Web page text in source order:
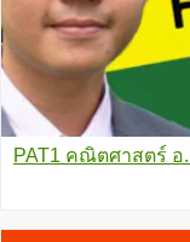
PAT1 คณิตศาสตร์ อ